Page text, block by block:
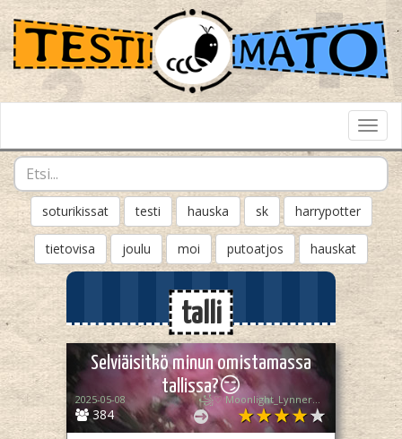
soturikissat testi hauska sk harrypotter
tietovisa joulu moi putoatjos hauskat
talli
Selviäisitkö minun omistamassa
tallissa?😏
384
2025-05-08 ꧁♡ Moonlight_Lynner_Lover ♡꧂